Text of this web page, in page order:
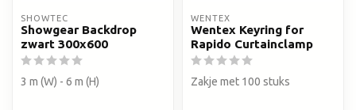
SHOWTEC
Showgear Backdrop
zwart 300x600
3 m (W) - 6 m (H)
WENTEX
Wentex Keyring for
Rapido Curtainclamp
Zakje met 100 stuks